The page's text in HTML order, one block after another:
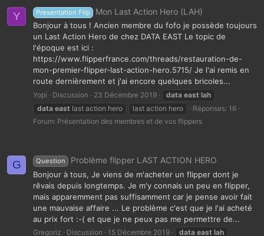
Y Presentation Flip Mon Last Action Hero (LAH)
Bonjour à tous ! Ancien membre du fofo je possède toujours
un Last Action Hero de chez DATA EAST Le topic de
l'époque est ici :
https://www.flipperfrance.com/threads/restauration-de-
mon-premier-flipper-last-action-hero.5715/ Je l'ai remis en
route dernièrement et j'ai encore quelques bricoles...
Yopi Discussion 23 Décembre 2019 data east lah
data east last action hero last action hero
Réponses: 16
Forum: Présentation des membres et de vos flippers
G Question Problème flipper LAST ACTION HERO
Bonjour à tous, Je viens de m'acheter un flipper dont je
rêvais depuis longtemps. Je m'y connais un peu en flipper,
mais apparemment pas suffisamment car je pense avoir fait
une mauvaise affaire ... Le problème c'est que je l'ai acheté
au prix fort :-( et que je ne peux pas me permettre de...
Gregoriz Discussion 15 Décembre 2019 data east lah